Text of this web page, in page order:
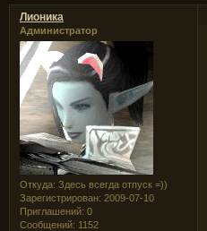
Лионика
Администратор
Откуда: Здесь всегда отпуск =))
Зарегистрирован: 2009-07-10
Приглашений: 0
Сообщений: 1152